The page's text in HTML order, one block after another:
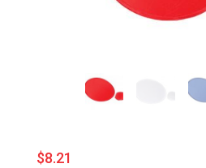
$8.21